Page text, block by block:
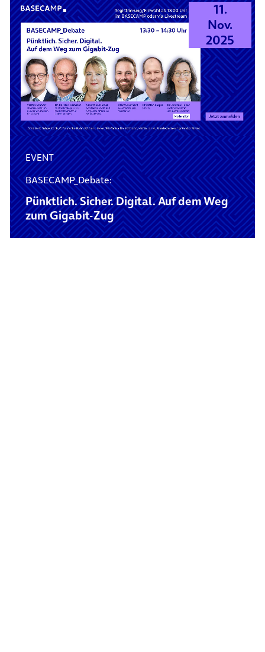
11.
Nov.
2025
EVENT
BASECAMP_Debate:
Pünktlich. Sicher. Digital. Auf dem Weg
zum Gigabit-Zug